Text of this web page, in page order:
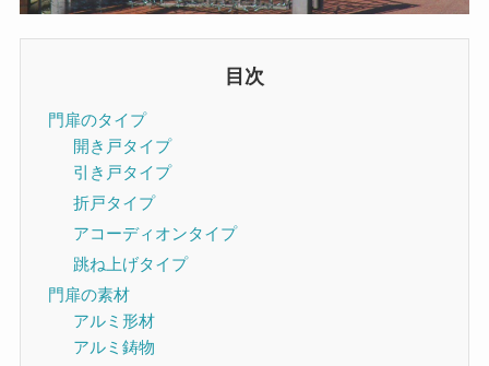
目次
門扉のタイプ
開き戸タイプ
引き戸タイプ
折戸タイプ
アコーディオンタイプ
跳ね上げタイプ
門扉の素材
アルミ形材
アルミ鋳物